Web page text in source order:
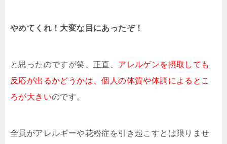
やめてくれ！大変な目にあったぞ！
と思ったのですが笑、正直、 アレルゲンを摂取しても
反応が出るかどうかは、個人の体質や体調によるとこ
ろが大きいのです。
全員がアレルギーや花粉症を引き起こすとは限りませ